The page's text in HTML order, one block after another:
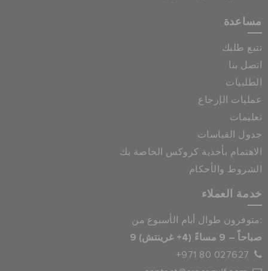
مساعدة
تتبع طلبك
اتصل بنا
الطلبيات
عمليات الإرجاع
تعليمات
جدول القياسات
الاهتمام بأحذية كروكس الخاصة بك
الشروط والأحكام
خدمة العملاء
متوفرون طوال أيام الأسبوع من:
9 صباحاً – 9 مساءً (4+ غرينتش)
+971 80 027627